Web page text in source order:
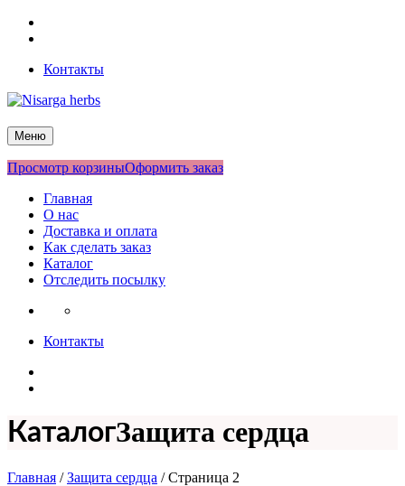
Перейти
Контакты
Nisarga herbs
Меню
Просмотр корзиныОформить заказ
Главная
О нас
Доставка и оплата
Как сделать заказ
Каталог
Отследить посылку
Контакты
КаталогЗащита сердца
Главная /Защита сердца / Страница 2